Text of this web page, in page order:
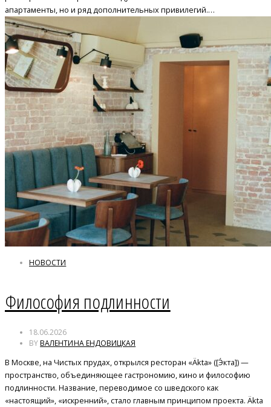
апартаменты, но и ряд дополнительных привилегий.…
НОВОСТИ
Философия подлинности
18.06.2026
BYВАЛЕНТИНА ЕНДОВИЦКАЯ
В Москве, на Чистых прудах, открылся ресторан «Äkta» ([Э́кта]) —
пространство, объединяющее гастрономию, кино и философию
подлинности. Название, переводимое со шведского как
«настоящий», «искренний», стало главным принципом проекта. Äkta